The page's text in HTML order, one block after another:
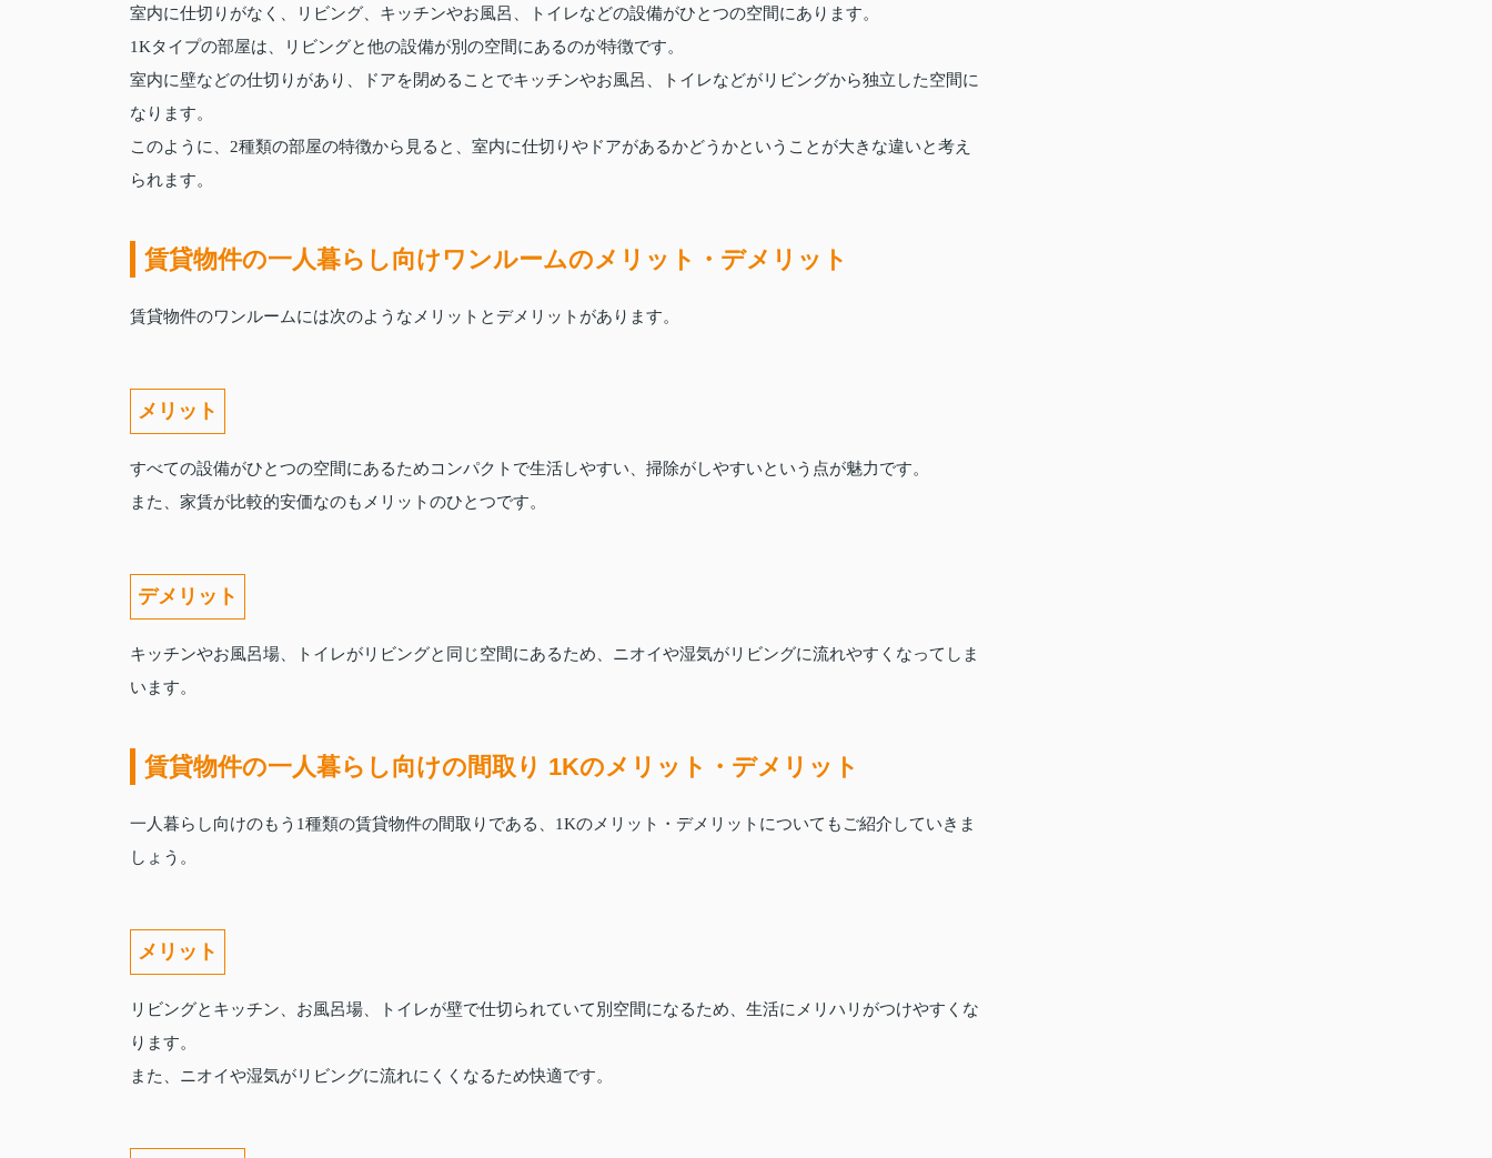
室内に仕切りがなく、リビング、キッチンやお風呂、トイレなどの設備がひとつの空間にあります。
1Kタイプの部屋は、リビングと他の設備が別の空間にあるのが特徴です。
室内に壁などの仕切りがあり、ドアを閉めることでキッチンやお風呂、トイレなどがリビングから独立した空間に
なります。
このように、2種類の部屋の特徴から見ると、室内に仕切りやドアがあるかどうかということが大きな違いと考え
られます。
賃貸物件の一人暮らし向けワンルームのメリット・デメリット
賃貸物件のワンルームには次のようなメリットとデメリットがあります。
メリット
すべての設備がひとつの空間にあるためコンパクトで生活しやすい、掃除がしやすいという点が魅力です。
また、家賃が比較的安価なのもメリットのひとつです。
デメリット
キッチンやお風呂場、トイレがリビングと同じ空間にあるため、ニオイや湿気がリビングに流れやすくなってしま
います。
賃貸物件の一人暮らし向けの間取り 1Kのメリット・デメリット
一人暮らし向けのもう1種類の賃貸物件の間取りである、1Kのメリット・デメリットについてもご紹介していきま
しょう。
メリット
リビングとキッチン、お風呂場、トイレが壁で仕切られていて別空間になるため、生活にメリハリがつけやすくな
ります。
また、ニオイや湿気がリビングに流れにくくなるため快適です。